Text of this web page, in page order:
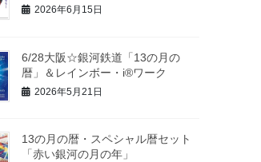
2026年6月15日
6/28大阪☆銀河鉄道「13の月の
暦」＆レインボー・i®ワーク
2026年5月21日
13の月の暦・スペシャル暦セット
「赤い銀河の月の年」